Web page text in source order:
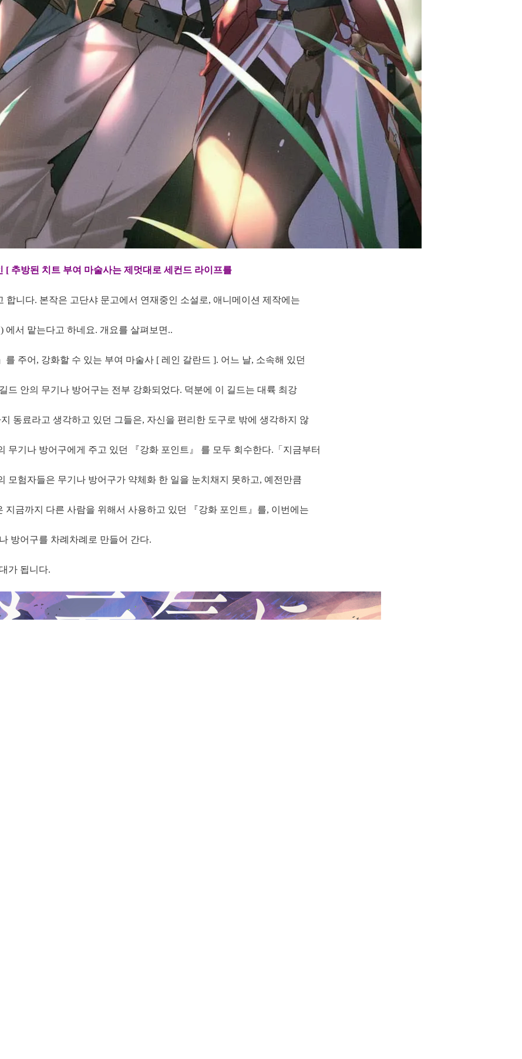
[ 추방된 치트 부여 마술사는 제멋대로 세컨드 라이프를
합니다. 본작은 고단샤 문고에서 연재중인 소설로, 애니메이션 제작에는
에서 맡는다고 하네요. 개요를 살펴보면..
를 주어, 강화할 수 있는 부여 마술사 [ 레인 갈란드 ]. 어느 날, 소속해 있던
드 안의 무기나 방어구는 전부 강화되었다. 덕분에 이 길드는 대륙 최강
동료라고 생각하고 있던 그들은, 자신을 편리한 도구로 밖에 생각하지 않
무기나 방어구에게 주고 있던 『강화 포인트』 를 모두 회수한다.「지금부터
모험자들은 무기나 방어구가 약체화 한 일을 눈치채지 못하고, 예전만큼
지금까지 다른 사람을 위해서 사용하고 있던 『강화 포인트』를, 이번에는
방어구를 차례차례로 만들어 간다.
가 됩니다.